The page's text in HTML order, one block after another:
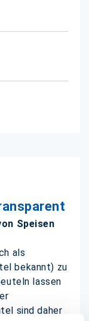
Speisen
als
bekannt) zu
lassen
sind daher